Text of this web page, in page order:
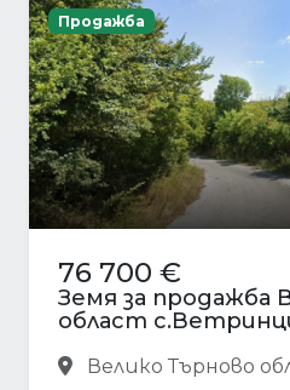
Продажба
76 700 €
Земя за продажба
област
Велико Търново